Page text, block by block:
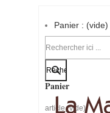
Panier : (vide)
Votre compte
Panier
article (vide)